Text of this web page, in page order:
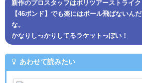
新作のプロスタッフはポリツアーストライク
【46ポンド】でも楽にはボール飛ばないんだ
な。
かなりしっかりしてるラケットっぽい！
あわせて読みたい